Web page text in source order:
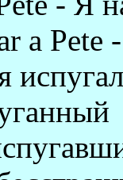
a Pete